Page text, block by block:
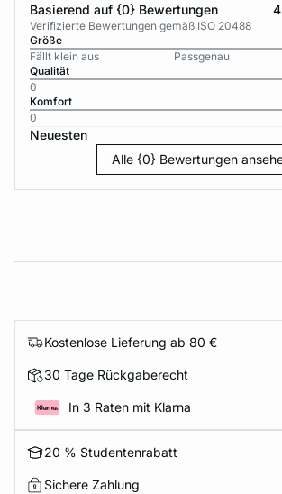
Basierend auf {0} Bewertungen
Verifizierte Bewertungen gemäß ISO 20488
Größe
Fällt klein aus
Passgenau
Qualität
0
Komfort
0
Neuesten
Alle {0} Bewertungen
Kostenlose Lieferung ab 80 €
30 Tage Rückgaberecht
In 3 Raten mit Klarna
20 % Studentenrabatt
Sichere Zahlung